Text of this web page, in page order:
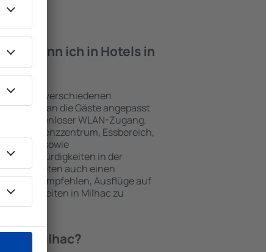
kann ich in Hotels in
mit verschiedenen
die an die Gäste angepasst
kostenloser WLAN-Zugang,
Konferenzzentrum, Essbereich,
sowie
in der
bieten auch einen
an oder empfehlen, Ausflüge auf
in Milhac zu
in Milhac?